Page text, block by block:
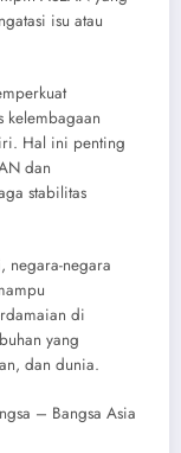
isu atau
kelembagaan
Hal ini penting
dan
stabilitas
negara-negara
di
yang
dan dunia.
– Bangsa Asia